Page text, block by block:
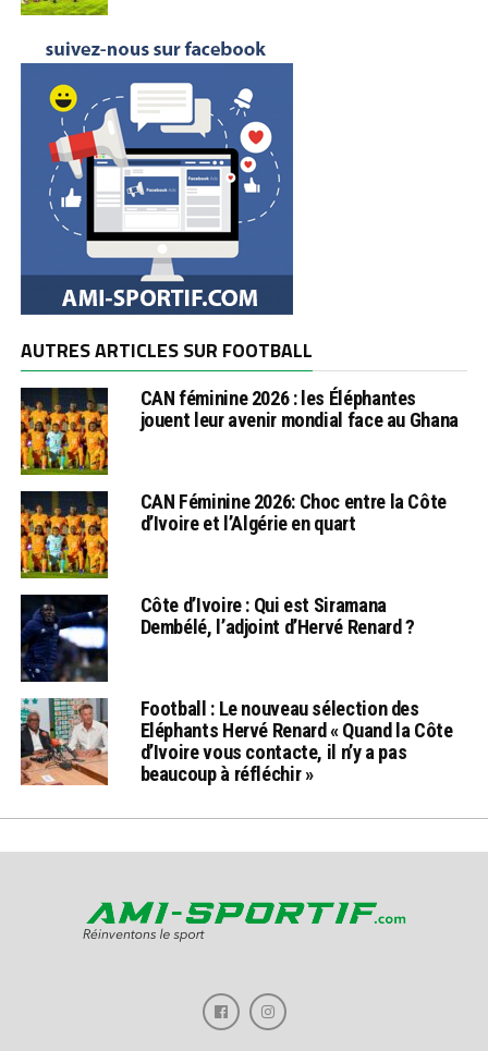
AUTRES ARTICLES SUR FOOTBALL
CAN féminine 2026 : les Éléphantes
jouent leur avenir mondial face au Ghana
CAN Féminine 2026: Choc entre la Côte
d’Ivoire et l’Algérie en quart
Côte d’Ivoire : Qui est Siramana
Dembélé, l’adjoint d’Hervé Renard ?
Football : Le nouveau sélection des
Eléphants Hervé Renard « Quand la Côte
d’Ivoire vous contacte, il n’y a pas
beaucoup à réfléchir »